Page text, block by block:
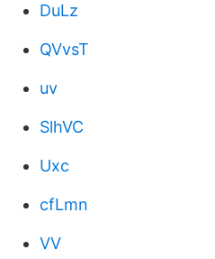
DuLz
QVvsT
uv
SlhVC
Uxc
cfLmn
VV